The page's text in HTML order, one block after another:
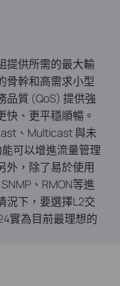
提供所需的最大輸
骨幹和高需求小型
品質 (QoS) 提供強
快、更平穩順暢。
、Multicast 與未
可以增進流量管理
外，除了易於使用
、RMON等進
況下，要選擇L2交
實為目前最理想的